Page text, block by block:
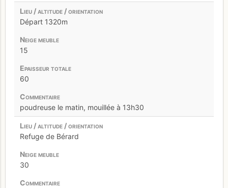
Départ 1320m
15
60
poudreuse le matin, mouillée à 13h30
Refuge de Bérard
30